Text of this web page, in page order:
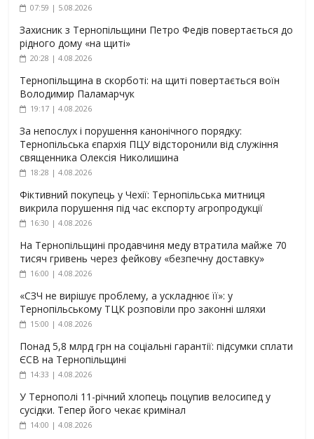
07:59 | 5.08.2026
Захисник з Тернопільщини Петро Федів повертається до
рідного дому «на щиті»
20:28 | 4.08.2026
Тернопільщина в скорботі: на щиті повертається воїн
Володимир Паламарчук
19:17 | 4.08.2026
За непослух і порушення канонічного порядку:
Тернопільська єпархія ПЦУ відсторонили від служіння
священника Олексія Николишина
18:28 | 4.08.2026
Фіктивний покупець у Чехії: Тернопільська митниця
викрила порушення під час експорту агропродукції
16:30 | 4.08.2026
На Тернопільщині продавчиня меду втратила майже 70
тисяч гривень через фейкову «безпечну доставку»
16:00 | 4.08.2026
«СЗЧ не вирішує проблему, а ускладнює її»: у
Тернопільському ТЦК розповіли про законні шляхи
15:00 | 4.08.2026
Понад 5,8 млрд грн на соціальні гарантії: підсумки сплати
ЄСВ на Тернопільщині
14:33 | 4.08.2026
У Тернополі 11-річний хлопець поцупив велосипед у
сусідки. Тепер його чекає кримінал
14:00 | 4.08.2026